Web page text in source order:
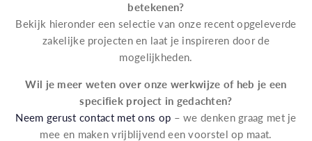
betekenen?
Bekijk hieronder een selectie van onze recent opgeleverde
zakelijke projecten en laat je inspireren door de
mogelijkheden.
Wil je meer weten over onze werkwijze of heb je een
specifiek project in gedachten?
Neem gerust contact met ons op – we denken graag met je
mee en maken vrijblijvend een voorstel op maat.